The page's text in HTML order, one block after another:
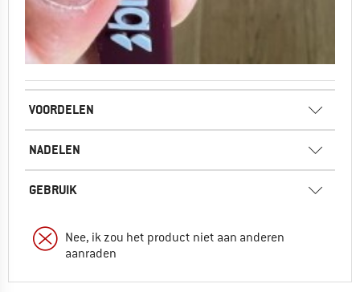
VOORDELEN
NADELEN
GEBRUIK
Nee, ik zou het product niet aan anderen
aanraden